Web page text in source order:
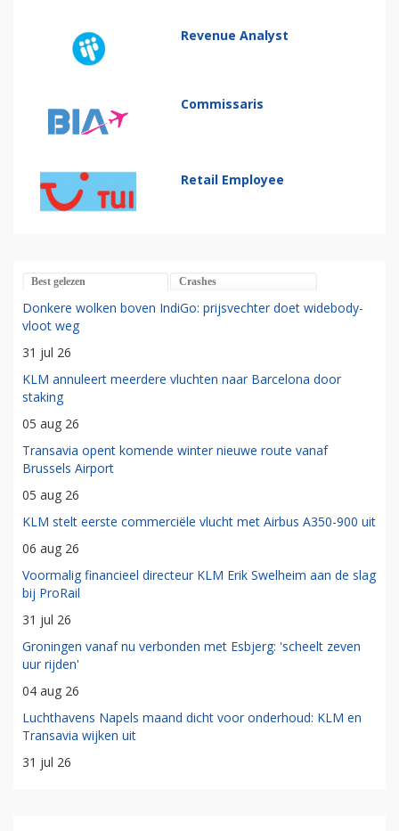
Revenue Analyst
Commissaris
Retail Employee
Best gelezen Crashes
Donkere wolken boven IndiGo: prijsvechter doet widebody-
vloot weg
31 jul 26
KLM annuleert meerdere vluchten naar Barcelona door
staking
05 aug 26
Transavia opent komende winter nieuwe route vanaf
Brussels Airport
05 aug 26
KLM stelt eerste commerciële vlucht met Airbus A350-900 uit
06 aug 26
Voormalig financieel directeur KLM Erik Swelheim aan de slag
bij ProRail
31 jul 26
Groningen vanaf nu verbonden met Esbjerg: 'scheelt zeven
uur rijden'
04 aug 26
Luchthavens Napels maand dicht voor onderhoud: KLM en
Transavia wijken uit
31 jul 26